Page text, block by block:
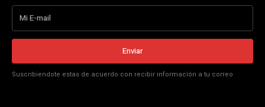
Enviar
Suscribiendote estas de acuerdo con recibir información a tu correo